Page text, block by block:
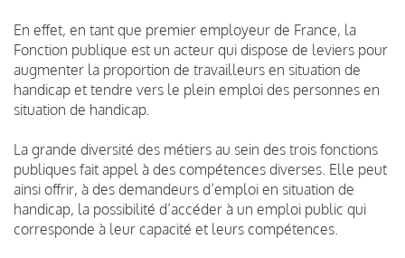
En effet, en tant que premier employeur de France, la
Fonction publique est un acteur qui dispose de leviers pour
augmenter la proportion de travailleurs en situation de
handicap et tendre vers le plein emploi des personnes en
situation de handicap.
La grande diversité des métiers au sein des trois fonctions
publiques fait appel à des compétences diverses. Elle peut
ainsi offrir, à des demandeurs d’emploi en situation de
handicap, la possibilité d’accéder à un emploi public qui
corresponde à leur capacité et leurs compétences.